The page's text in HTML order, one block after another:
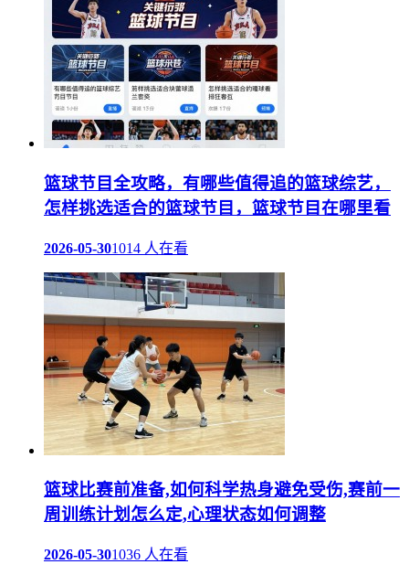
篮球节目全攻略，有哪些值得追的篮球综艺，
怎样挑选适合的篮球节目，篮球节目在哪里看
2026-05-301014 人在看
篮球比赛前准备,如何科学热身避免受伤,赛前一
周训练计划怎么定,心理状态如何调整
2026-05-301036 人在看